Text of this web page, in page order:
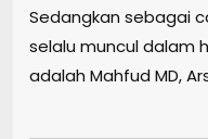
Sedangkan sebagai
selalu muncul dalam
adalah Mahfud MD,